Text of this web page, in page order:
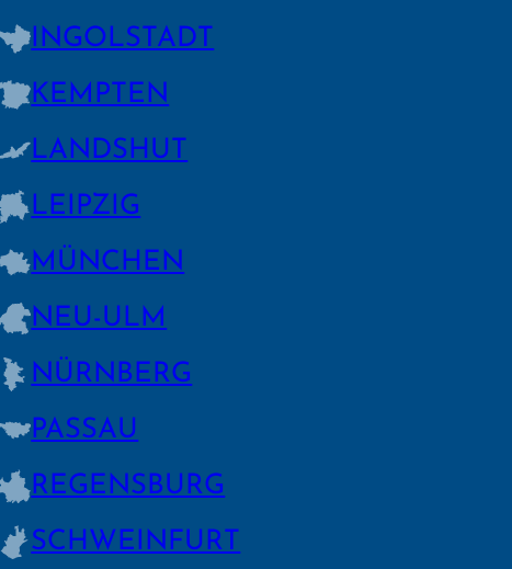
INGOLSTADT
KEMPTEN
LANDSHUT
LEIPZIG
MÜNCHEN
NEU-ULM
NÜRNBERG
PASSAU
REGENS­BURG
SCHWEIN­FURT